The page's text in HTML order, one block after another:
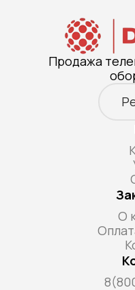
Продажа
О